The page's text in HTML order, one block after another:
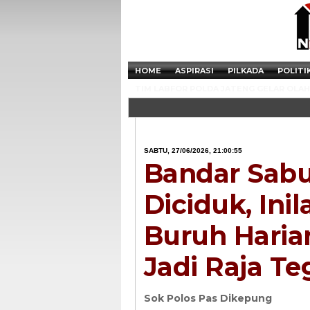
HOME ASPIRASI PILKADA
SABTU, 27/06/2026, 21:00:55
Bandar
Diciduk,
Buruh
Jadi Raja
Sok Polos Pas Dikepung